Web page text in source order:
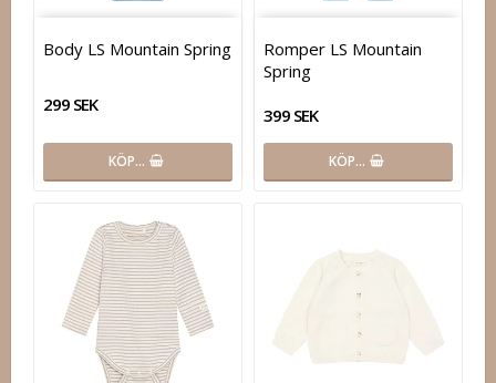
Body LS Mountain Spring
299 SEK
KÖP…
Romper LS Mountain
Spring
399 SEK
KÖP…